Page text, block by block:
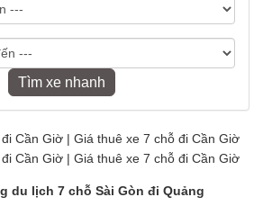
Tìm xe nhanh
du lịch 7 chỗ Sài Gòn đi Quảng